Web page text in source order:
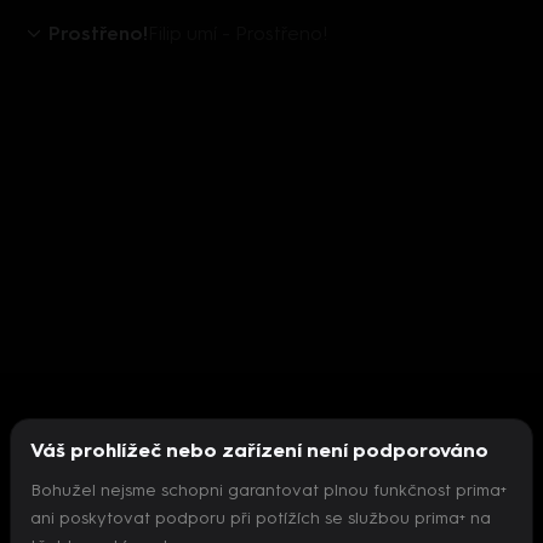
Prostřeno!
Nepodařilo se inicializovat přehrávač
Váš prohlížeč nebo zařízení není podporováno
Bohužel nejsme schopni garantovat plnou funkčnost prima+
ani poskytovat podporu při potížích se službou prima+ na